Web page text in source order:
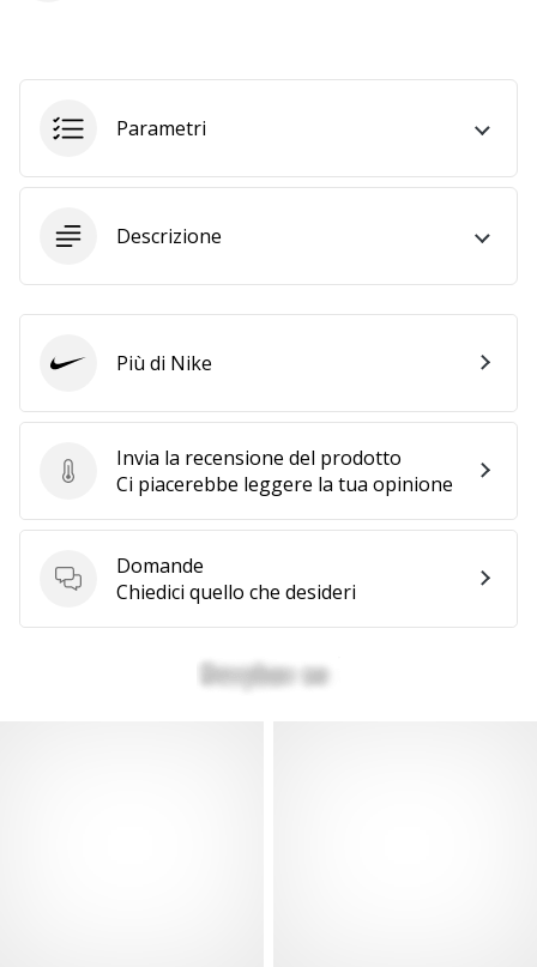
Parametri
Descrizione
Invia la recensione del prodotto
Invia la recensione del prodotto
Ci piacerebbe leggere la tua opinione
Domande
Domande
Chiedici quello che desideri
Nike Più di Nike